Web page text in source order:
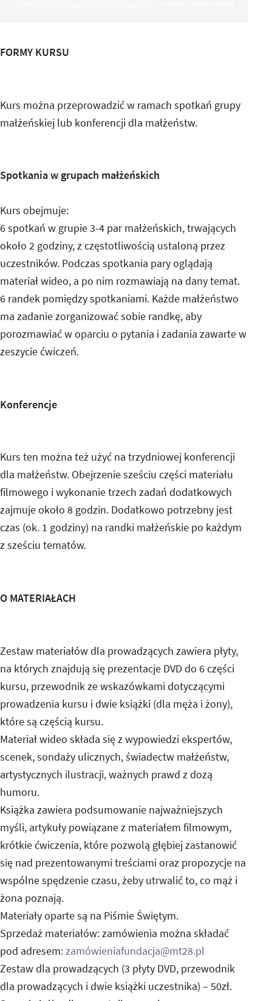
FORMY KURSU
Kurs można przeprowadzić w ramach spotkań grupy
małżeńskiej lub konferencji dla małżeństw.
Spotkania w grupach małżeńskich
Kurs obejmuje:
6 spotkań w grupie 3-4 par małżeńskich, trwających
około 2 godziny, z częstotliwością ustaloną przez
uczestników. Podczas spotkania pary oglądają
materiał wideo, a po nim rozmawiają na dany temat.
6 randek pomiędzy spotkaniami. Każde małżeństwo
ma zadanie zorganizować sobie randkę, aby
porozmawiać w oparciu o pytania i zadania zawarte w
zeszycie ćwiczeń.
Konferencje
Kurs ten można też użyć na trzydniowej konferencji
dla małżeństw. Obejrzenie sześciu części materiału
filmowego i wykonanie trzech zadań dodatkowych
zajmuje około 8 godzin. Dodatkowo potrzebny jest
czas (ok. 1 godziny) na randki małżeńskie po każdym
z sześciu tematów.
O MATERIAŁACH
Zestaw materiałów dla prowadzących zawiera płyty,
na których znajdują się prezentacje DVD do 6 części
kursu, przewodnik ze wskazówkami dotyczącymi
prowadzenia kursu i dwie książki (dla męża i żony),
które są częścią kursu.
Materiał wideo składa się z wypowiedzi ekspertów,
scenek, sondaży ulicznych, świadectw małżeństw,
artystycznych ilustracji, ważnych prawd z dozą
humoru.
Książka zawiera podsumowanie najważniejszych
myśli, artykuły powiązane z materiałem filmowym,
krótkie ćwiczenia, które pozwolą głębiej zastanowić
się nad prezentowanymi treściami oraz propozycje na
wspólne spędzenie czasu, żeby utrwalić to, co mąż i
żona poznają.
Materiały oparte są na Piśmie Świętym.
Sprzedaż materiałów: zamówienia można składać
pod adresem:zamówieniafundacja@mt28.pl
Zestaw dla prowadzących (3 płyty DVD, przewodnik
dla prowadzących i dwie książki uczestnika) – 50zł.